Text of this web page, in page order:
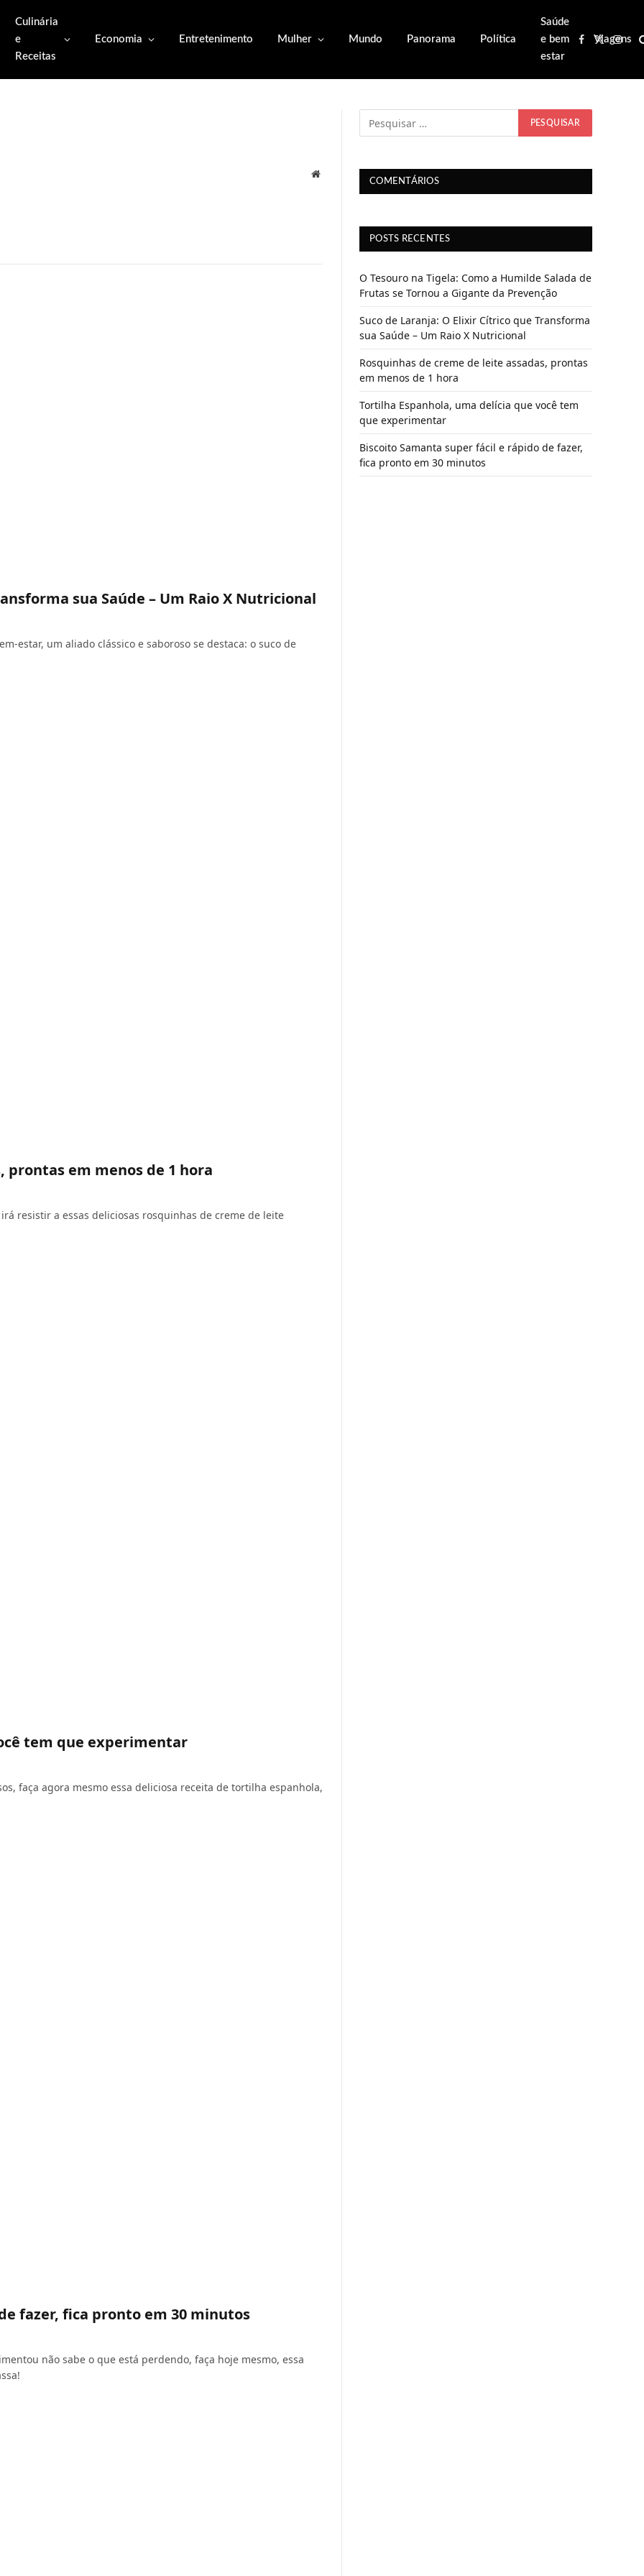
Culinária
e
Receitas
Economia Entretenimento Mulher Mundo Panorama Política
Saúde
e bem
estar
Viagens
Facebook
X
Website
sua Saúde – Um Raio X Nutricional
estar, um aliado clássico e saboroso se destaca: o suco de
prontas em menos de 1 hora
resistir a essas deliciosas rosquinhas de creme de leite
tem que experimentar
faça agora mesmo essa deliciosa receita de tortilha espanhola,
fazer, fica pronto em 30 minutos
não sabe o que está perdendo, faça hoje mesmo, essa
COMENTÁRIOS
POSTS RECENTES
O Tesouro na Tigela: Como a Humilde Salada de
Frutas se Tornou a Gigante da Prevenção
Suco de Laranja: O Elixir Cítrico que Transforma
sua Saúde – Um Raio X Nutricional
Rosquinhas de creme de leite assadas, prontas
em menos de 1 hora
Tortilha Espanhola, uma delícia que você tem
que experimentar
Biscoito Samanta super fácil e rápido de fazer,
fica pronto em 30 minutos